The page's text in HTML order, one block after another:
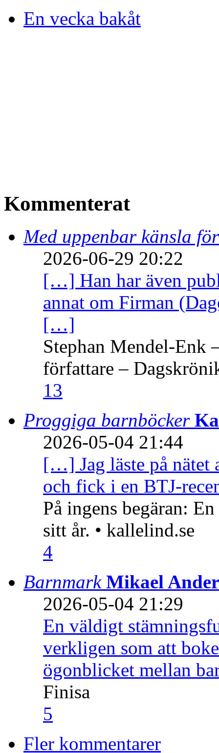
En vecka bakåt
Kommenterat
Med uppenbar känsla
2026-06-29 20:22
[…] Han har även
annat om Firman
[…]
Stephan Mendel-Enk
författare –
13
Proggiga barnböcker
2026-05-04 21:44
[…] Jag läste på nätet
och fick i en BTJ-
På ingens begäran:
sitt år. • kallelind.se
4
Barnmark Mikael
2026-05-04 21:29
En väldigt
verkligen som att
ögonblicket mellan
Finisa
5
Fler kommentarer